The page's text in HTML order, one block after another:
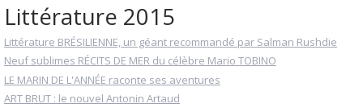
Littérature 2015
Littérature BRÉSILIENNE, un géant recommandé par Salman Rushdie
Neuf sublimes RÉCITS DE MER du célèbre Mario TOBINO
LE MARIN DE L'ANNÉE raconte ses aventures
ART BRUT : le nouvel Antonin Artaud